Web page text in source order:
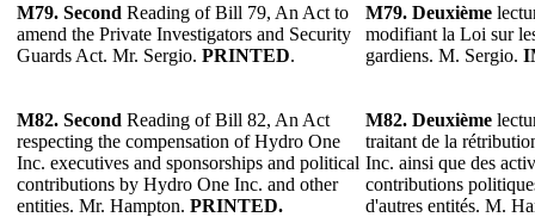
M79. Second Reading of Bill 79, An Act to
amend the Private Investigators and Security
Guards Act. Mr. Sergio. PRINTED.
M79. Deuxième
modifiant la Loi sur
gardiens. M. Sergio.
M82. Second Reading of Bill 82, An Act
respecting the compensation of Hydro One
Inc. executives and sponsorships and political
contributions by Hydro One Inc. and other
entities. Mr. Hampton. PRINTED.
M82. Deuxième
traitant de la
Inc. ainsi que des
contributions
d'autres entités. M.